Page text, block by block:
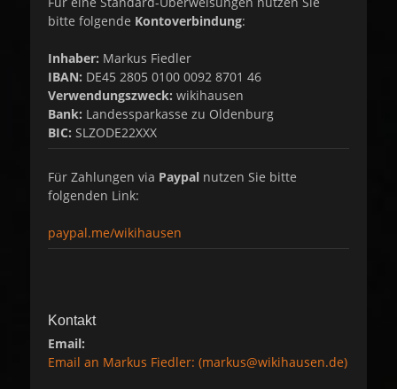
bitte folgende Kontoverbindung:
Inhaber: Markus Fiedler
IBAN: DE45 2805 0100 0092 8701 46
Verwendungszweck: wikihausen
Bank: Landessparkasse zu Oldenburg
BIC: SLZODE22XXX
Für Zahlungen via Paypal nutzen Sie bitte
folgenden Link:
paypal.me/wikihausen
Kontakt
Email:
Email an Markus Fiedler: (markus@wikihausen.de)